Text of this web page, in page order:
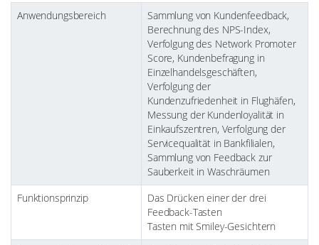
Anwendungsbereich
Sammlung von Kundenfeedback,
Berechnung des NPS-Index,
Verfolgung des Network Promoter
Score, Kundenbefragung in
Einzelhandelsgeschäften,
Verfolgung der
Kundenzufriedenheit in Flughäfen,
Messung der Kundenloyalität in
Einkaufszentren, Verfolgung der
Servicequalität in Bankfilialen,
Sammlung von Feedback zur
Sauberkeit in Waschräumen
Funktionsprinzip
Das Drücken einer der drei
Feedback-Tasten
Tasten mit Smiley-Gesichtern